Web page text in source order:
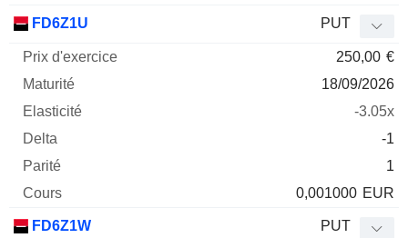
FD6Z1U PUT
250,00 €
18/09/2026
-3.05x
-1
1
0,001000 EUR
FD6Z1W PUT